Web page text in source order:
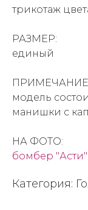
трикотаж
РАЗМЕР:
единый
модель
манишки с
НА ФОТО:
бомбер "Асти"
Категория: